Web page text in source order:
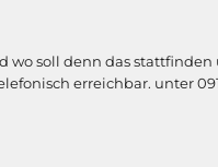
wo soll denn das
erreichbar. unter